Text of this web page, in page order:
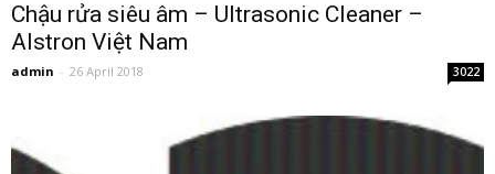
Chậu rửa siêu âm – Ultrasonic Cleaner –
Alstron Việt Nam
admin - 26 April 2018 3022